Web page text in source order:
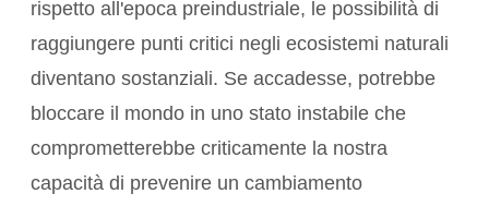
rispetto all'epoca preindustriale, le possibilità di
raggiungere punti critici negli ecosistemi naturali
diventano sostanziali. Se accadesse, potrebbe
bloccare il mondo in uno stato instabile che
comprometterebbe criticamente la nostra
capacità di prevenire un cambiamento